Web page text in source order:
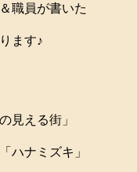
職員が書いた
ます♪
見える街」
ハナミズキ」